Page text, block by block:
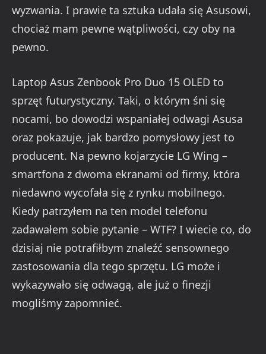
wyzwania. I prawie ta sztuka udała się Asusowi,
chociaż mam pewne wątpliwości, czy oby na
pewno.
Laptop Asus Zenbook Pro Duo 15 OLED to
sprzęt futurystyczny. Taki, o którym śni się
nocami, bo dowodzi wspaniałej odwagi Asusa
oraz pokazuje, jak bardzo pomysłowy jest to
producent. Na pewno kojarzycie LG Wing –
smartfona z dwoma ekranami od firmy, która
niedawno wycofała się z rynku mobilnego.
Kiedy patrzyłem na ten model telefonu
zadawałem sobie pytanie – WTF? I wiecie co, do
dzisiaj nie potrafiłbym znaleźć sensownego
zastosowania dla tego sprzętu. LG może i
wykazywało się odwagą, ale już o finezji
mogliśmy zapomnieć.